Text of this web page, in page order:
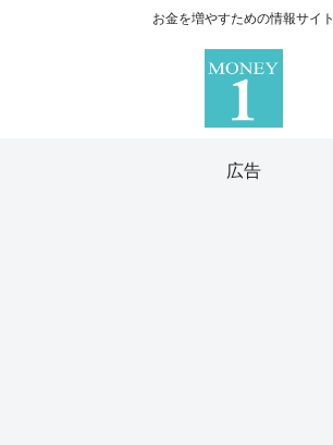
お金を増やすための情報サイト
広告